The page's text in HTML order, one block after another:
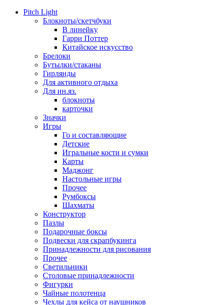
Pitch Light
Блокноты/скетчбуки
В линейку
Гарри Поттер
Китайское искусство
Брелоки
Бутылки/стаканы
Гирлянды
Для активного отдыха
Для ин.яз.
блокноты
карточки
Значки
Игры
Го и составляющие
Детские
Игральные кости и сумки
Карты
Маджонг
Настольные игры
Прочее
Румбоксы
Шахматы
Конструктор
Пазлы
Подарочные боксы
Подвески для скрапбукинга
Принадлежности для рисования
Прочее
Светильники
Столовые принадлежности
Фигурки
Чайные полотенца
Чехлы для кейса от наушников